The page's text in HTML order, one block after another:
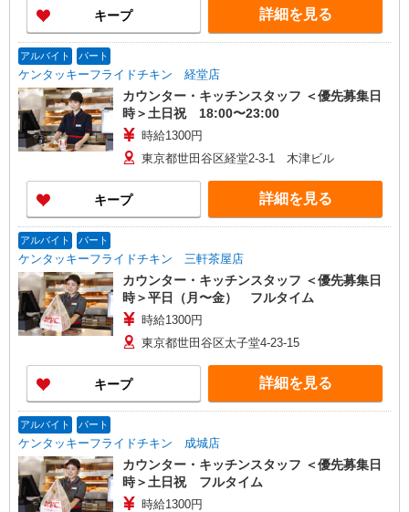
キープ 詳細を見る
アルバイト パート
ケンタッキーフライドチキン 経堂店
カウンター・キッチンスタッフ ＜優先募集日
時＞土日祝 18:00〜23:00
時給1300円
東京都世田谷区経堂2-3-1 木津ビル
キープ 詳細を見る
アルバイト パート
ケンタッキーフライドチキン 三軒茶屋店
カウンター・キッチンスタッフ ＜優先募集日
時＞平日（月〜金） フルタイム
時給1300円
東京都世田谷区太子堂4-23-15
キープ 詳細を見る
アルバイト パート
ケンタッキーフライドチキン 成城店
カウンター・キッチンスタッフ ＜優先募集日
時＞土日祝 フルタイム
時給1300円